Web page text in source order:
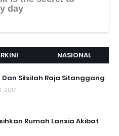
NASIONAL
Silsilah Raja Sitanggang
2017
Rumah Lansia Akibat